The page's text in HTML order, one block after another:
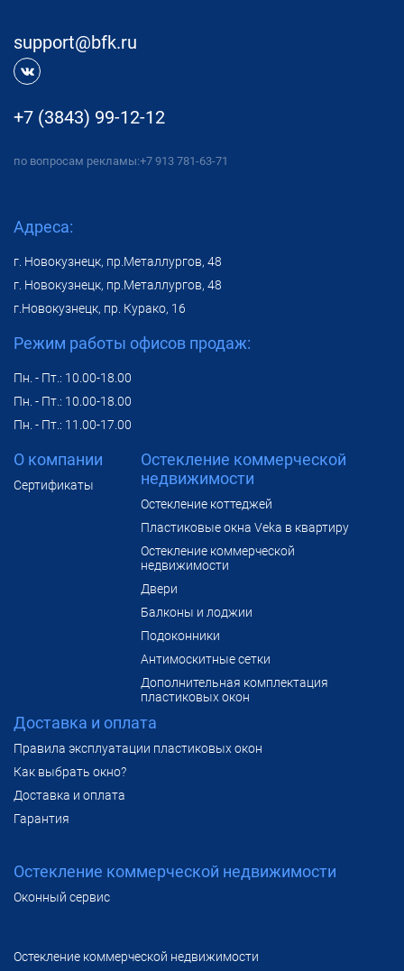
Адреса:
г. Новокузнецк, пр.Металлургов, 48
г. Новокузнецк, пр.Металлургов, 48
г.Новокузнецк, пр. Курако, 16
Режим работы офисов продаж:
Пн. - Пт.: 10.00-18.00
Пн. - Пт.: 10.00-18.00
Пн. - Пт.: 11.00-17.00
О компании
Сертификаты
Остекление коммерческой
недвижимости
Остекление коттеджей
Пластиковые окна Veka в квартиру
Остекление коммерческой
недвижимости
Двери
Балконы и лоджии
Подоконники
Антимоскитные сетки
Дополнительная комплектация
пластиковых окон
Доставка и оплата
Правила эксплуатации пластиковых окон
Как выбрать окно?
Доставка и оплата
Гарантия
Остекление коммерческой недвижимости
Оконный сервис
Остекление коммерческой недвижимости
support@bfk.ru
+7 (3843) 99-12-12
по вопросам рекламы:+7 913 781-63-71